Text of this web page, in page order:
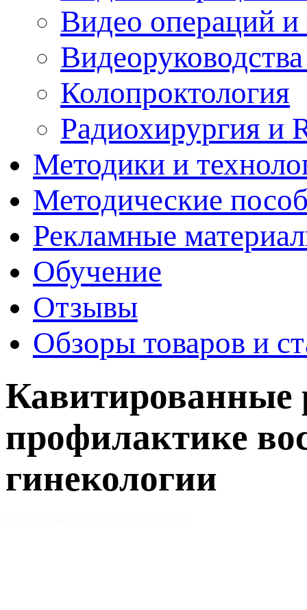
Видео операций
Колопроктология
Радиохирургия и
Методики и
Методические
Рекламные
Обучение
Отзывы
Обзоры товаров и
Кавитированные
профилактике
гинекологии